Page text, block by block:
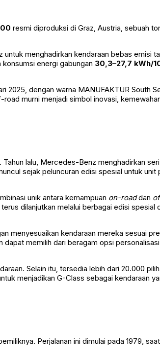
resmi diproduksi di Graz, Austria, sebuah
menghadirkan kendaraan bebas emisi
energi gabungan 30,3–27,7 kWh/
2025, dengan warna MANUFAKTUR South
murni menjadi simbol inovasi,
lalu, Mercedes-Benz menghadirkan
sejak peluncuran edisi spesial untuk
unik antara kemampuan on-roaddan
dilanjutkan melalui berbagai edisi spesial
menyesuaikan kendaraan mereka sesuai
memilih dari beragam opsi
Selain itu, tersedia lebih dari 20.000
menjadikan G-Class sebagai kendaraan
Perjalanan ini dimulai pada 1979,